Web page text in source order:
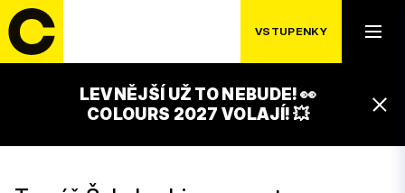
VSTUPENKY
LEVNĚJŠÍ UŽ TO NEBUDE! 👀
COLOURS 2027 VOLAJÍ! 💥
PÁTEK 18. 7.
OBJEKTIVNÍ NÁLEZ
18:30 – 19:30
LUXOR STAGE